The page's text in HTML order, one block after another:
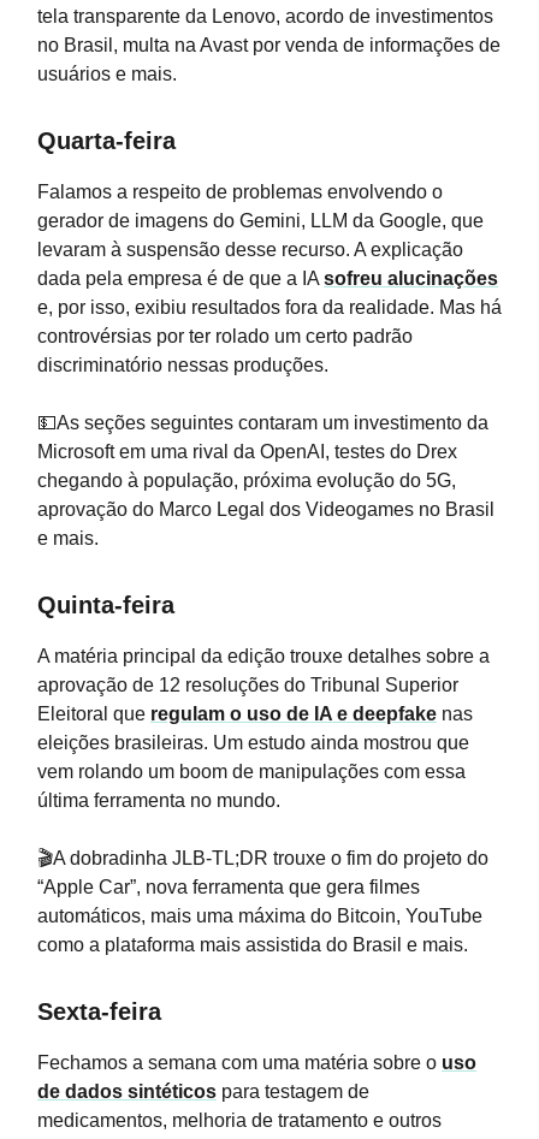
tela transparente da Lenovo, acordo de investimentos
no Brasil, multa na Avast por venda de informações de
usuários e mais.
Quarta-feira
Falamos a respeito de problemas envolvendo o
gerador de imagens do Gemini, LLM da Google, que
levaram à suspensão desse recurso. A explicação
dada pela empresa é de que a IA sofreu alucinações
e, por isso, exibiu resultados fora da realidade. Mas há
controvérsias por ter rolado um certo padrão
discriminatório nessas produções.
💵As seções seguintes contaram um investimento da
Microsoft em uma rival da OpenAI, testes do Drex
chegando à população, próxima evolução do 5G,
aprovação do Marco Legal dos Videogames no Brasil
e mais.
Quinta-feira
A matéria principal da edição trouxe detalhes sobre a
aprovação de 12 resoluções do Tribunal Superior
Eleitoral que regulam o uso de IA e deepfake nas
eleições brasileiras. Um estudo ainda mostrou que
vem rolando um boom de manipulações com essa
última ferramenta no mundo.
🎬A dobradinha JLB-TL;DR trouxe o fim do projeto do
“Apple Car”, nova ferramenta que gera filmes
automáticos, mais uma máxima do Bitcoin, YouTube
como a plataforma mais assistida do Brasil e mais.
Sexta-feira
Fechamos a semana com uma matéria sobre o uso
de dados sintéticos para testagem de
medicamentos, melhoria de tratamento e outros